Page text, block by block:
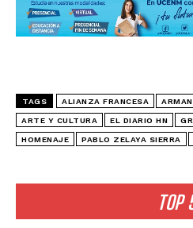
TOP
TAGS ALIANZA FRANCESA
ARTE Y CULTURA EL DIARIO HN
HOMENAJE PABLO ZELAYA SIERRA